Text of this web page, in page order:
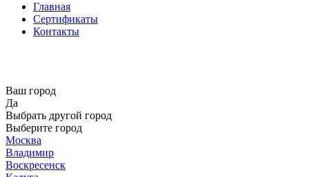
Главная
Сертификаты
Контакты
Ваш город
Да
Выбрать другой город
Выберите город
Москва
Владимир
Воскресенск